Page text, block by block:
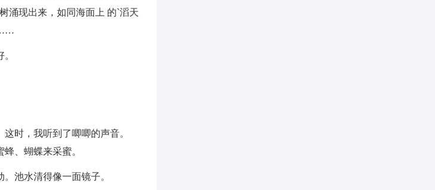
涌现出来，如同海面上 的`滔天
……
时，我听到了唧唧的声音。
、蝴蝶来采蜜。
池水清得像一面镜子。